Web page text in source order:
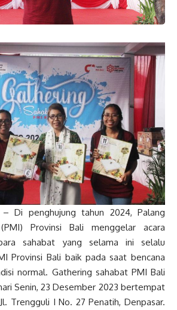
– Di penghujung tahun 2024, Palang
Provinsi Bali menggelar acara
sahabat yang selama ini selalu
Provinsi Bali baik pada saat bencana
normal. Gathering sahabat PMI Bali
Senin, 23 Desember 2023 bertempat
Trengguli I No. 27 Penatih, Denpasar.